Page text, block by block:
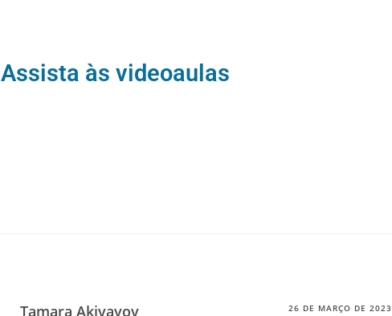
Assista às videoaulas
Tamara Akivayov 26 DE MARÇO DE 2023